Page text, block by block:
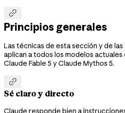

Principios generales
Las técnicas de esta sección y de
aplican a todos los modelos
Claude Fable 5 y Claude Mythos 5.

Sé claro y directo
Claude responde bien a